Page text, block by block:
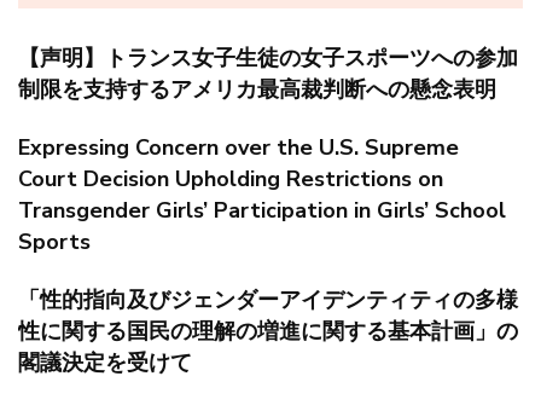
【声明】トランス女子生徒の女子スポーツへの参加
制限を支持するアメリカ最高裁判断への懸念表明
Expressing Concern over the U.S. Supreme
Court Decision Upholding Restrictions on
Transgender Girls’ Participation in Girls’ School
Sports
「性的指向及びジェンダーアイデンティティの多様
性に関する国民の理解の増進に関する基本計画」の
閣議決定を受けて